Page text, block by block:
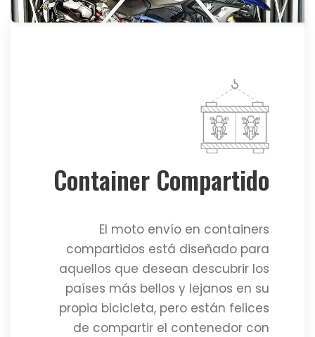
Container Compartido
El moto envío en containers
compartidos está diseñado para
aquellos que desean descubrir los
países más bellos y lejanos en su
propia bicicleta, pero están felices
de compartir el contenedor con